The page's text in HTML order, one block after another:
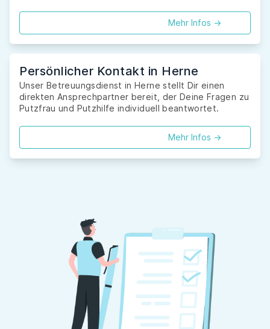
Mehr Infos ->
Persönlicher Kontakt in Herne
Unser Betreuungsdienst in Herne stellt Dir einen
direkten Ansprechpartner bereit, der Deine Fragen zu
Putzfrau und Putzhilfe individuell beantwortet.
Mehr Infos ->